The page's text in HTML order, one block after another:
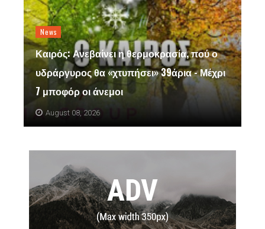
News
Καιρός: Ανεβαίνει η θερμοκρασία, πού ο
υδράργυρος θα «χτυπήσει» 39άρια - Μέχρι
7 μποφόρ οι άνεμοι
August 08, 2026